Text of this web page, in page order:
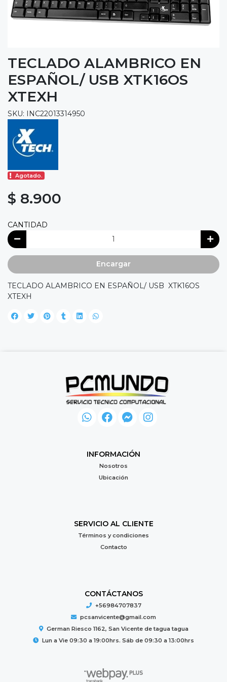
TECLADO ALAMBRICO EN
ESPAÑOL/ USB XTK16OS
XTEXH
SKU: INC22013314950
Agotado.
$ 8.900
CANTIDAD
Encargar
TECLADO ALAMBRICO EN ESPAÑOL/ USB XTK16OS
XTEXH
INFORMACIÓN
Nosotros
Ubicación
SERVICIO AL CLIENTE
Términos y condiciones
Contacto
CONTÁCTANOS
+56984707837
pcsanvicente@gmail.com
German Riesco 1162, San Vicente de tagua tagua
Lun a Vie 09:30 a 19:00hrs. Sáb de 09:30 a 13:00hrs